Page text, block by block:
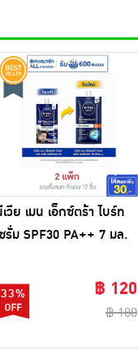
วีย เมน เอ็กซ์ตร้า ไบร์ท
รั่ม SPF30 PA++ 7 มล.
33% ฿ 120
฿ 180